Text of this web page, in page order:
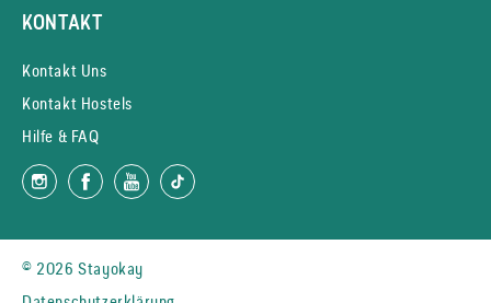
KONTAKT
Kontakt Uns
Kontakt Hostels
Hilfe & FAQ
© 2026 Stayokay